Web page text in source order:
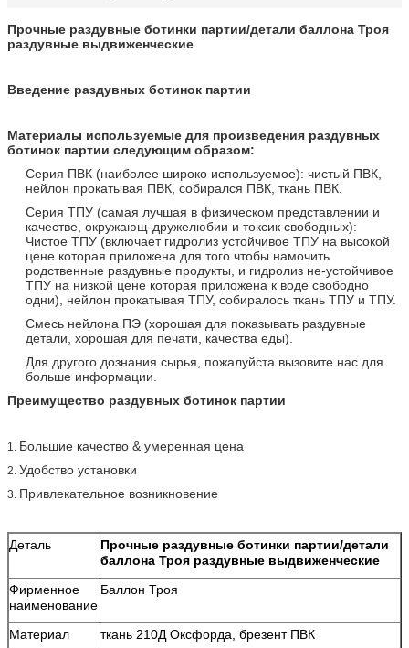
Прочные раздувные ботинки партии/детали баллона Троя
раздувные выдвиженческие
Введение раздувных ботинок партии
Материалы используемые для произведения раздувных
ботинок партии следующим образом:
Серия ПВК (наиболее широко используемое): чистый ПВК,
нейлон прокатывая ПВК, собирался ПВК, ткань ПВК.
Серия ТПУ (самая лучшая в физическом представлении и
качестве, окружающ-дружелюбии и токсик свободных):
Чистое ТПУ (включает гидролиз устойчивое ТПУ на высокой
цене которая приложена для того чтобы намочить
родственные раздувные продукты, и гидролиз не-устойчивое
ТПУ на низкой цене которая приложена к воде свободно
одни), нейлон прокатывая ТПУ, собиралось ткань ТПУ и ТПУ.
Смесь нейлона ПЭ (хорошая для показывать раздувные
детали, хорошая для печати, качества еды).
Для другого дознания сырья, пожалуйста вызовите нас для
больше информации.
Преимущество раздувных ботинок партии
1. Большие качество & умеренная цена
2. Удобство установки
3. Привлекательное возникновение
Деталь
Прочные раздувные ботинки партии/детали
баллона Троя раздувные выдвиженческие
Фирменное
наименование
Баллон Троя
Материал
ткань 210Д Оксфорда, брезент ПВК